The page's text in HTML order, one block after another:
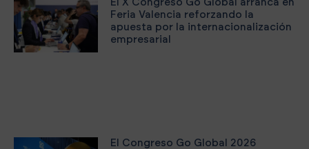
El X Congreso Go Global arranca en
Feria Valencia reforzando la
apuesta por la internacionalización
empresarial
El Congreso Go Global 2026